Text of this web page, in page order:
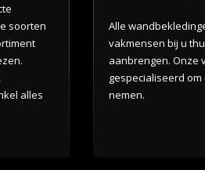
soorten
alles
Alle
vakmensen bij u
aanbrengen. Onze
gespecialiseerd
nemen.